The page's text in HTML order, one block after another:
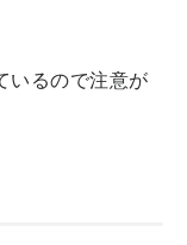
いるので注意が